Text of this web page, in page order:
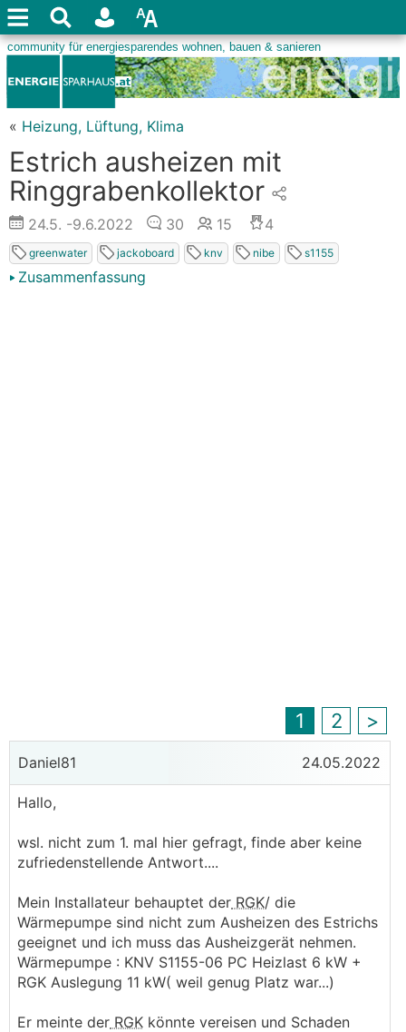
« Heizung, Lüftung, Klima
Estrich ausheizen mit
Ringgrabenkollektor
24.5. -9.6.2022 30 15 4
greenwater jackoboard knv nibe s1155
Zusammenfassung
1 2 >
Daniel81 24.05.2022
Hallo,
wsl. nicht zum 1. mal hier gefragt, finde aber keine
zufriedenstellende Antwort....
Mein Installateur behauptet der RGK/ die
Wärmepumpe sind nicht zum Ausheizen des Estrichs
geeignet und ich muss das Ausheizgerät nehmen.
Wärmepumpe : KNV S1155-06 PC Heizlast 6 kW +
RGK Auslegung 11 kW( weil genug Platz war...)
Er meinte der RGK könnte vereisen und Schaden